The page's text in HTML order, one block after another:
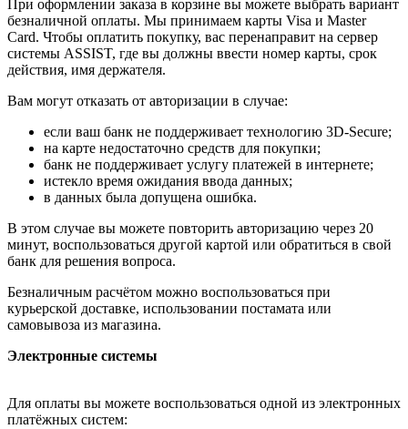
При оформлении заказа в корзине вы можете выбрать вариант
безналичной оплаты. Мы принимаем карты Visa и Master
Card. Чтобы оплатить покупку, вас перенаправит на сервер
системы ASSIST, где вы должны ввести номер карты, срок
действия, имя держателя.
Вам могут отказать от авторизации в случае:
если ваш банк не поддерживает технологию 3D-Secure;
на карте недостаточно средств для покупки;
банк не поддерживает услугу платежей в интернете;
истекло время ожидания ввода данных;
в данных была допущена ошибка.
В этом случае вы можете повторить авторизацию через 20
минут, воспользоваться другой картой или обратиться в свой
банк для решения вопроса.
Безналичным расчётом можно воспользоваться при
курьерской доставке, использовании постамата или
самовывоза из магазина.
Электронные системы
Для оплаты вы можете воспользоваться одной из электронных
платёжных систем: